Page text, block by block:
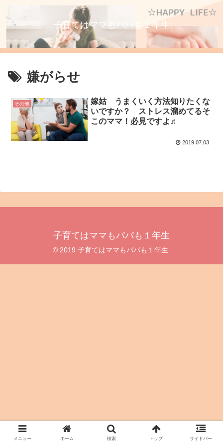
子育てはママもパパも１年生
嫌がらせ
その他
嫁姑 うまくいく方法知りたくな
いですか？ ストレス溜めてるそ
このママ！必見ですよ♬
2019.07.03
子育てはママもパパも１年生
© 2019 子育てはママもパパも１年生.
メニュー ホーム 検索 トップ サイドバー